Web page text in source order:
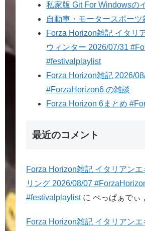
私家版 Git For Windowsの
自動車・モータースポー
Forza Horizon雑記 イタリ
ウィンター 2026/07/31
#festivalplaylist
Forza Horizon雑記 2026/
#ForzaHorizon6 の雑談
Forza Horizon 6まとめ
最近のコメント
Forza Horizon雑記 イタリアン
リング 2026/08/07
#festivalplaylistにぺっぱぁでぃ
Forza Horizon雑記 イタリアン